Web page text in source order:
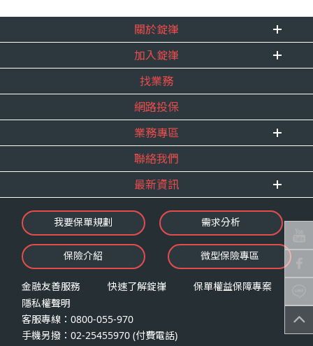
關於錠嵂
企業資訊
重要事跡
得獎紀錄
服務宣言
合作夥伴
加入錠嵂
內勤招聘
精英招募
年度增員計畫
找業務
網路投保
業務專區
E 線資源網
聯絡我們
最新資訊
最新消息
錠嵂焦點
影音頻道
業務資源分享
我要保單規劃 需求分析
保險介紹 微型保險專區
金融友善服務 快速了解錠嵂
保單權益保障專案
隱私權聲明
客服專線：0800-055-970
手機另撥：02-25455970 (付費電話)